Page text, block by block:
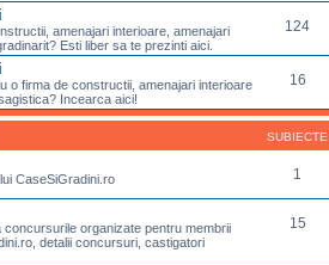
amenajari interioare, amenajari
Esti liber sa te prezinti aici.
124
o firma de constructii, amenajari interioare
Incearca aici!
16
SUBIECTE
CaseSiGradini.ro 1
concursurile organizate pentru membrii
detalii concursuri, castigatori
15